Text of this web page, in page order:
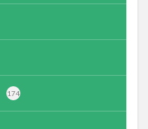
174